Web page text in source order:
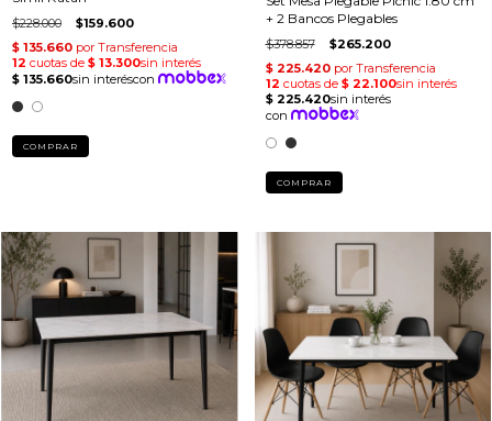
$228.000 $159.600
COMPRAR
+ 2 Bancos Plegables
$378.857 $265.200
COMPRAR